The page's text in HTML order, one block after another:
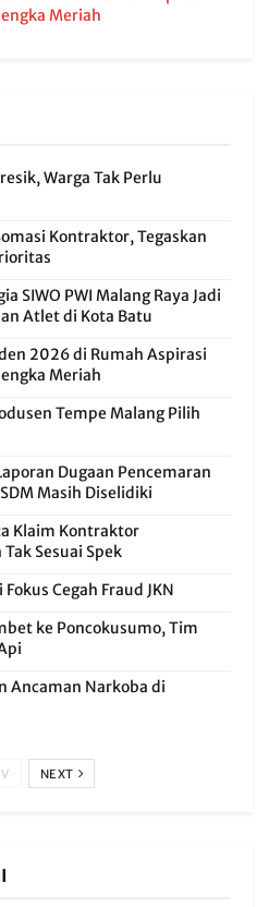
Meriah
Warga Tak Perlu
Kontraktor, Tegaskan
SIWO PWI Malang Raya Jadi
Atlet di Kota Batu
2026 di Rumah Aspirasi
Meriah
Tempe Malang Pilih
Dugaan Pencemaran
Masih Diselidiki
Klaim Kontraktor
Sesuai Spek
Cegah Fraud JKN
ke Poncokusumo, Tim
Ancaman Narkoba di
NEXT